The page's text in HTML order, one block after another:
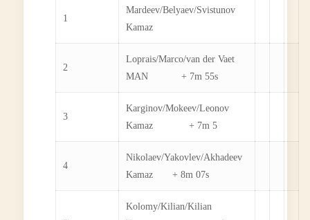
1
Mardeev/Belyaev/Svistunov
Kamaz
2
Loprais/Marco/van der Vaet
MAN + 7m 55s
3
Karginov/Mokeev/Leonov
Kamaz + 7m 5
4
Nikolaev/Yakovlev/Akhadeev
Kamaz + 8m 07s
Kolomy/Kilian/Kilian